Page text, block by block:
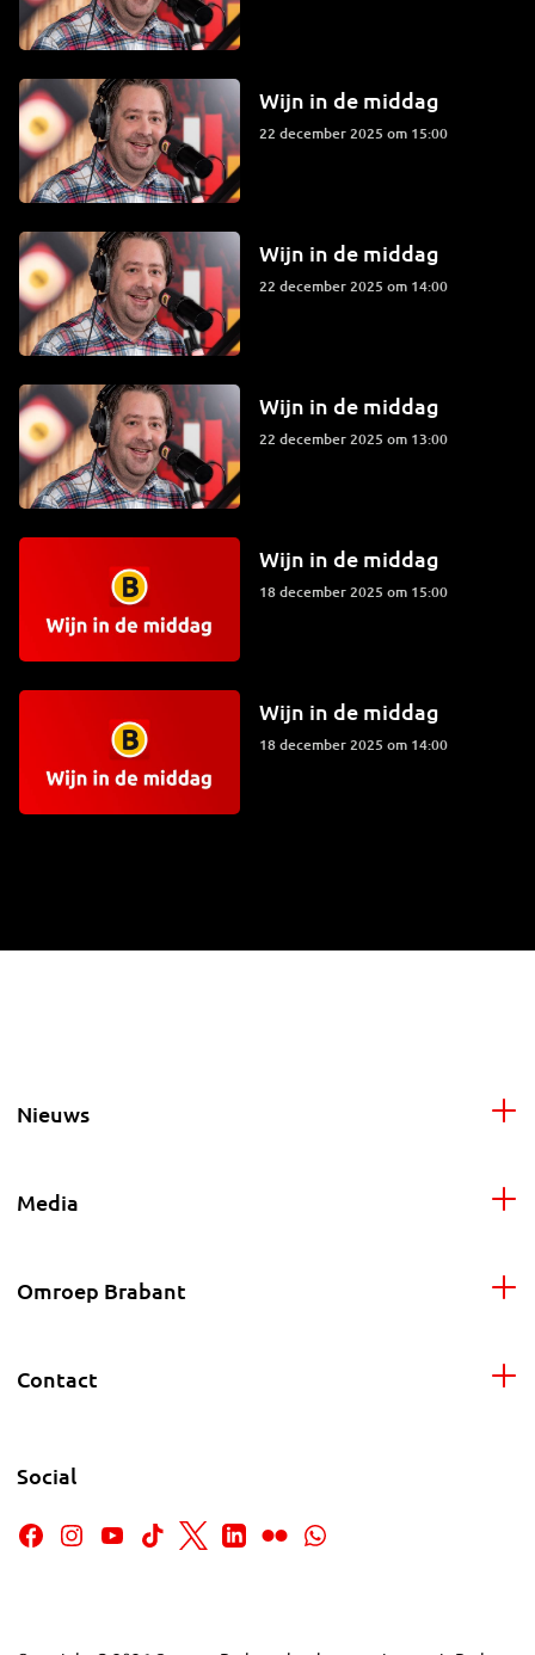
Wijn in de middag
22 december 2025 om 15:00
Wijn in de middag
22 december 2025 om 14:00
Wijn in de middag
22 december 2025 om 13:00
Wijn in de middag
18 december 2025 om 15:00
Wijn in de middag
18 december 2025 om 14:00
Nieuws
Media
Omroep Brabant
Contact
Social